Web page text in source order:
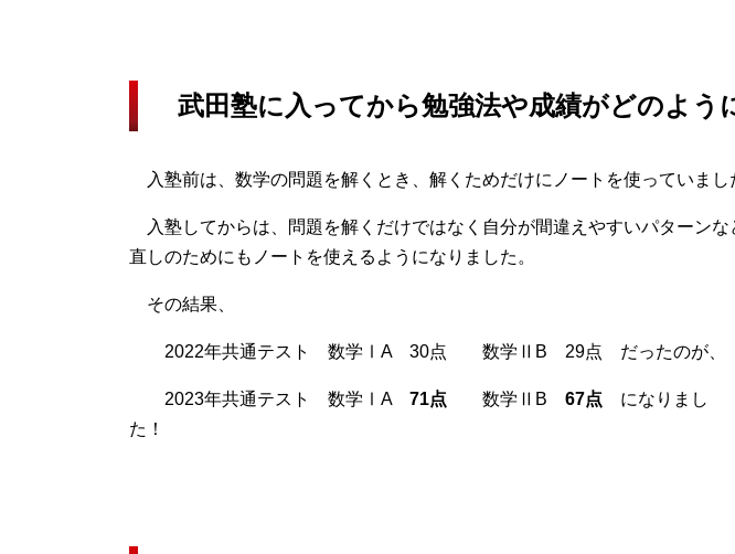
武田塾に入ってから勉強法や成績がどのよう
入塾前は、数学の問題を解くとき、解くためだけにノートを使っていまし
入塾してからは、問題を解くだけではなく自分が間違えやすいパターン
直しのためにもノートを使えるようになりました。
その結果、
2022年共通テスト 数学ⅠA 30点 数学ⅡB 29点 だったのが、
2023年共通テスト 数学ⅠA 71点 数学ⅡB 67点 になりまし